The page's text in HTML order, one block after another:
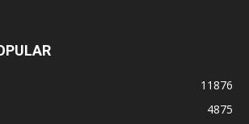
11876
4875